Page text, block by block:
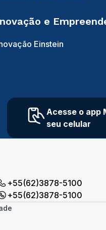
e
Einstein
Acesse o app
seu celular
+55(62)3878-5100
+55(62)3878-5100